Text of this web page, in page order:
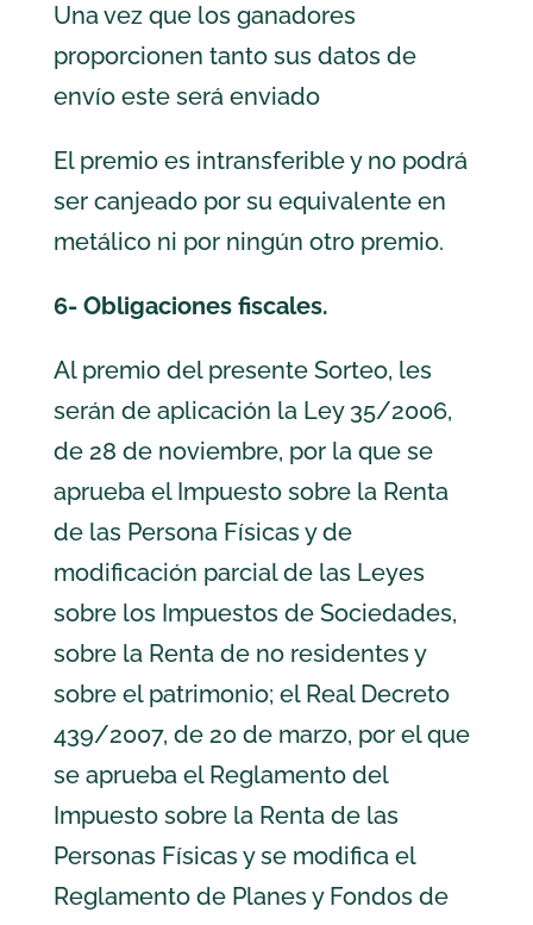
Una vez que los ganadores
proporcionen tanto sus datos de
envío este será enviado
El premio es intransferible y no podrá
ser canjeado por su equivalente en
metálico ni por ningún otro premio.
6- Obligaciones fiscales.
Al premio del presente Sorteo, les
serán de aplicación la Ley 35/2006,
de 28 de noviembre, por la que se
aprueba el Impuesto sobre la Renta
de las Persona Físicas y de
modificación parcial de las Leyes
sobre los Impuestos de Sociedades,
sobre la Renta de no residentes y
sobre el patrimonio; el Real Decreto
439/2007, de 20 de marzo, por el que
se aprueba el Reglamento del
Impuesto sobre la Renta de las
Personas Físicas y se modifica el
Reglamento de Planes y Fondos de